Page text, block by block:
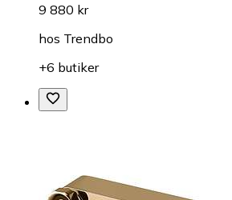
9 880 kr
hos Trendbo
+6 butiker